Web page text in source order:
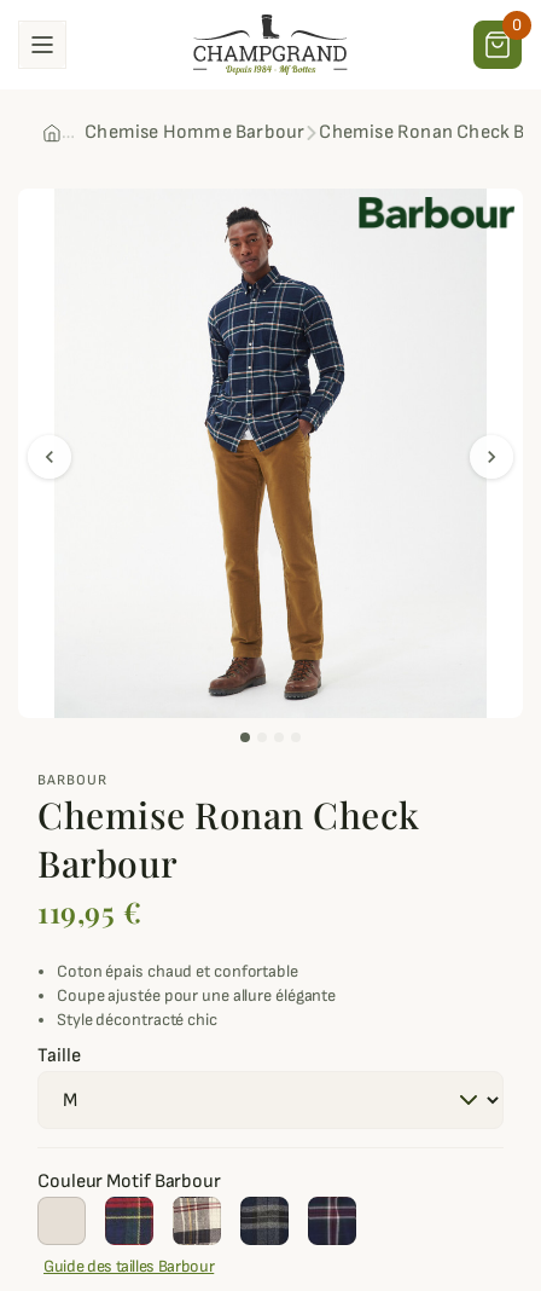
0
Chemise Homme Barbour Chemise Ronan Check
chevron_left chevron_right
BARBOUR
Chemise Ronan Check
Barbour
119,95 €
Coton épais chaud et confortable
Coupe ajustée pour une allure élégante
Style décontracté chic
Taille
Couleur Motif Barbour
Guide des tailles Barbour